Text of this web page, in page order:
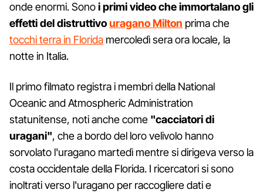
onde enormi. Sonoi primi video che immortalano gli
effetti del distruttivouragano Milton prima che
tocchi terra in Florida mercoledì sera ora locale, la
notte in Italia.
Il primo filmato registra i membri della National
Oceanic and Atmospheric Administration
statunitense, noti anche come "cacciatori di
uragani", che a bordo del loro velivolo hanno
sorvolato l'uragano martedì mentre si dirigeva verso la
costa occidentale della Florida. I ricercatori si sono
inoltrati verso l'uragano per raccogliere dati e